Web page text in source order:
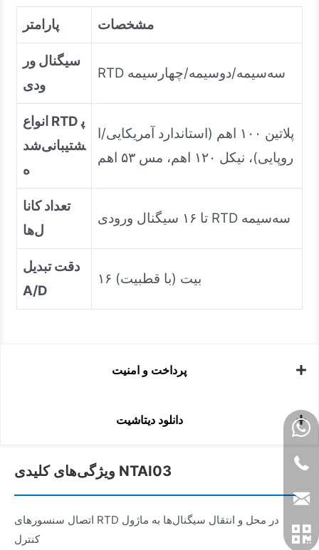
پارامتر مشخصات
سیگنال ور
ودی
RTD سه‌سیمه/دوسیمه/چهارسیمه
انواع RTD پ
شتیبانی‌شد
ه
پلاتین ۱۰۰ اهم (استاندارد آمریکایی/ا
روپایی)، نیکل ۱۲۰ اهم، مس ۵۳ اهم
تعداد کانا
ل‌ها
تا ۱۶ سیگنال ورودی RTD سه‌سیمه
دقت تبدیل
A/D
۱۶ بیت (با قطبیت)
پرداخت و امنیت
دانلود دیتاشیت
ویژگی‌های کلیدی NTAI03
اتصال سنسورهای RTD در محل و انتقال سیگنال‌ها به ماژول
کنترل